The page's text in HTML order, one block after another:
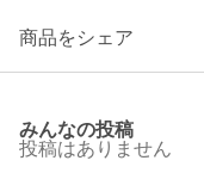
商品をシェア
みんなの投稿
投稿はありません